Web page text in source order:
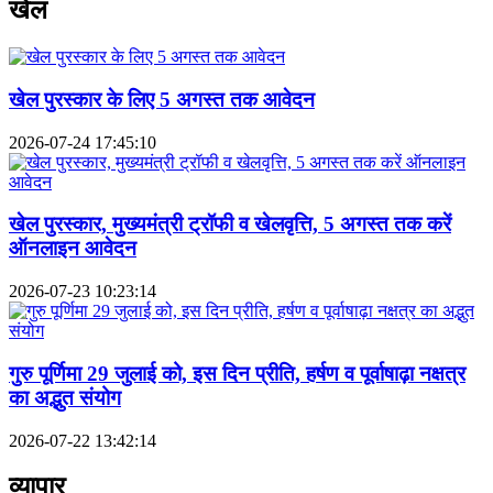
खेल
खेल पुरस्कार के लिए 5 अगस्त तक आवेदन
2026-07-24 17:45:10
खेल पुरस्कार, मुख्यमंत्री ट्रॉफी व खेलवृत्ति, 5 अगस्त तक करें
ऑनलाइन आवेदन
2026-07-23 10:23:14
गुरु पूर्णिमा 29 जुलाई को, इस दिन प्रीति, हर्षण व पूर्वाषाढ़ा नक्षत्र
का अद्भुत संयोग
2026-07-22 13:42:14
व्यापार